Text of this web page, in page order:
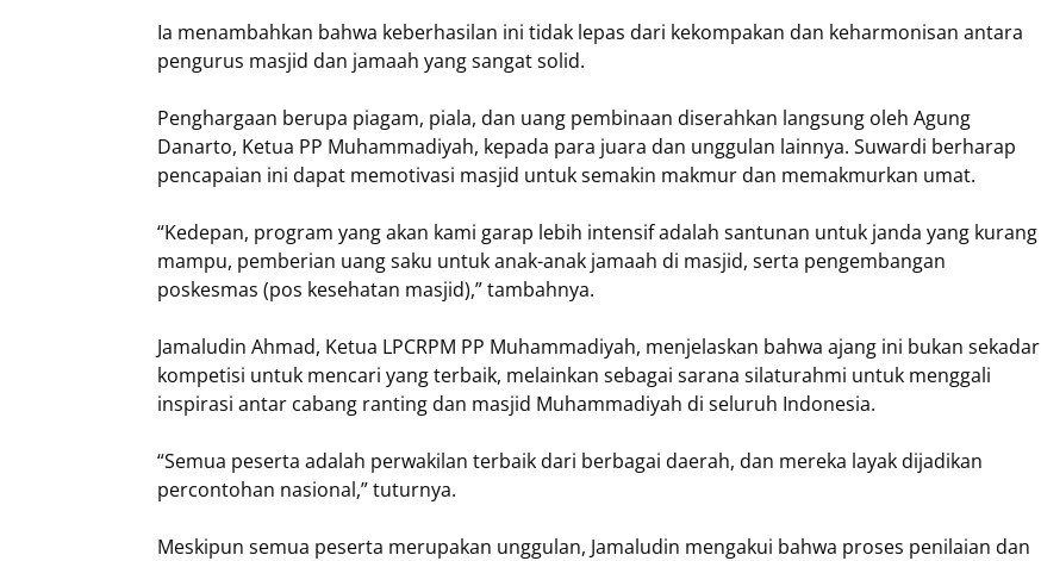
Ia menambahkan bahwa keberhasilan ini tidak lepas dari kekompakan dan keharmonisan antara
pengurus masjid dan jamaah yang sangat solid.
Penghargaan berupa piagam, piala, dan uang pembinaan diserahkan langsung oleh Agung
Danarto, Ketua PP Muhammadiyah, kepada para juara dan unggulan lainnya. Suwardi berharap
pencapaian ini dapat memotivasi masjid untuk semakin makmur dan memakmurkan umat.
“Kedepan, program yang akan kami garap lebih intensif adalah santunan untuk janda yang kurang
mampu, pemberian uang saku untuk anak-anak jamaah di masjid, serta pengembangan
poskesmas (pos kesehatan masjid),” tambahnya.
Jamaludin Ahmad, Ketua LPCRPM PP Muhammadiyah, menjelaskan bahwa ajang ini bukan sekadar
kompetisi untuk mencari yang terbaik, melainkan sebagai sarana silaturahmi untuk menggali
inspirasi antar cabang ranting dan masjid Muhammadiyah di seluruh Indonesia.
“Semua peserta adalah perwakilan terbaik dari berbagai daerah, dan mereka layak dijadikan
percontohan nasional,” tuturnya.
Meskipun semua peserta merupakan unggulan, Jamaludin mengakui bahwa proses penilaian dan